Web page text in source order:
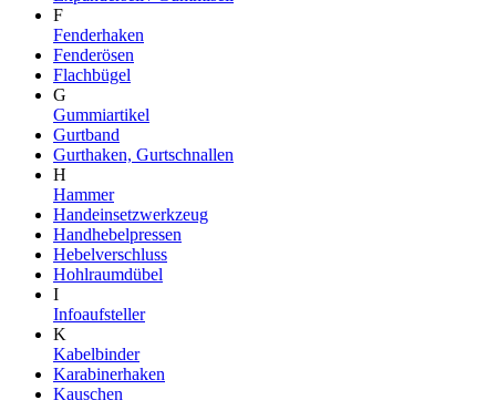
F
Fenderhaken
Fenderösen
Flachbügel
G
Gummiartikel
Gurtband
Gurthaken, Gurtschnallen
H
Hammer
Handeinsetzwerkzeug
Handhebelpressen
Hebelverschluss
Hohlraumdübel
I
Infoaufsteller
K
Kabelbinder
Karabinerhaken
Kauschen